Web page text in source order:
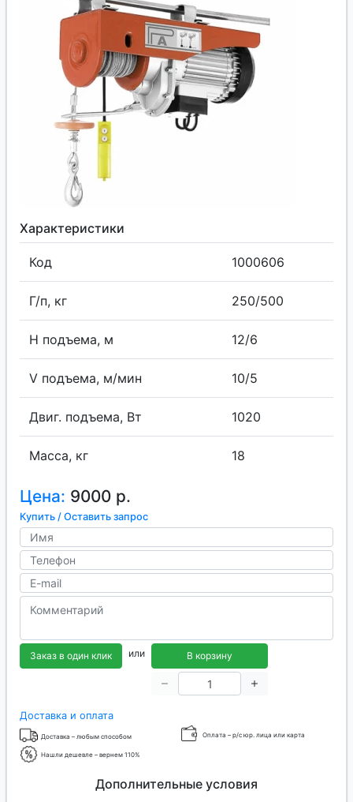
Характеристики
Код 1000606
Г/п, кг 250/500
H подъема, м 12/6
V подъема, м/мин 10/5
Двиг. подъема, Вт 1020
Масса, кг 18
Цена: 9000 р.
Купить / Оставить запрос
Заказ в один клик или В корзину
Доставка и оплата
Доставка – любым способом Оплата – р/с юр. лица или карта
Нашли дешевле – вернем 110%
Дополнительные условия